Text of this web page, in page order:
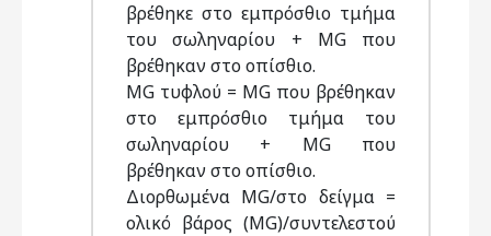
βρέθηκε στο εμπρόσθιο τμήμα
του σωληναρίου + MG που
βρέθηκαν στο οπίσθιο.
MG τυφλού = MG που βρέθηκαν
στο εμπρόσθιο τμήμα του
σωληναρίου + MG που
βρέθηκαν στο οπίσθιο.
Διορθωμένα MG/στο δείγμα =
ολικό βάρος (MG)/συντελεστού